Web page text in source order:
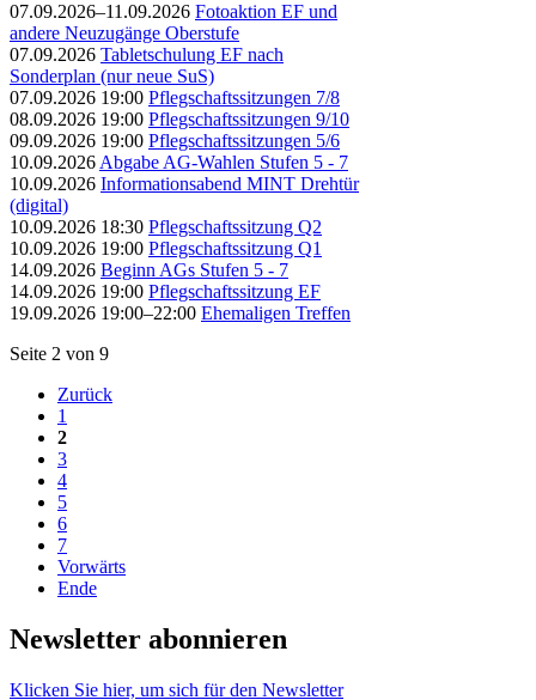
07.09.2026–11.09.2026 Fotoaktion EF und
andere Neuzugänge Oberstufe
07.09.2026 Tabletschulung EF nach
Sonderplan (nur neue SuS)
07.09.2026 19:00 Pflegschaftssitzungen 7/8
08.09.2026 19:00 Pflegschaftssitzungen 9/10
09.09.2026 19:00 Pflegschaftssitzungen 5/6
10.09.2026 Abgabe AG-Wahlen Stufen 5 - 7
10.09.2026 Informationsabend MINT Drehtür
(digital)
10.09.2026 18:30 Pflegschaftssitzung Q2
10.09.2026 19:00 Pflegschaftssitzung Q1
14.09.2026 Beginn AGs Stufen 5 - 7
14.09.2026 19:00 Pflegschaftssitzung EF
19.09.2026 19:00–22:00 Ehemaligen Treffen
Seite 2 von 9
Zurück
1
2
3
4
5
6
7
Vorwärts
Ende
Newsletter abonnieren
Klicken Sie hier, um sich für den Newsletter